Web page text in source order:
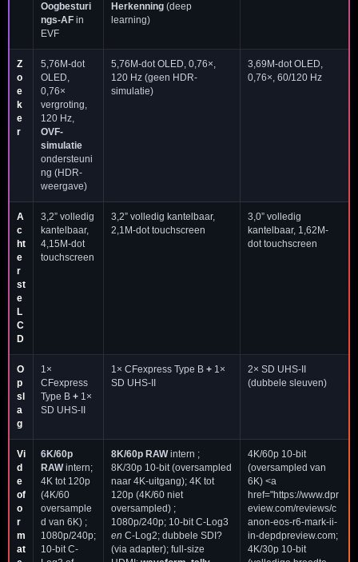
Oogbesturi
ngs-AF in
EVF
Herkenning (deep
learning)
Z
o
e
k
e
r
5,76M-dot
OLED,
0,76×
vergroting,
120 Hz,
OVF-
simulatie
ondersteuni
ng (HDR-
weergave)
5,76M-dot OLED, 0,76×,
120 Hz (geen HDR-
simulatie)
3,69M-dot OLED,
0,76×, 60/120 Hz
A
c
ht
e
r
st
e
L
C
D
3,2” volledig
kantelbaar,
4,15M-dot
touchscreen
3,2” volledig kantelbaar,
2,1M-dot touchscreen
3,0” volledig
kantelbaar, 1,62M-
dot touchscreen
O
p
sl
a
g
1×
CFexpress
Type B + 1×
SD UHS-II
1× CFexpress Type B + 1×
SD UHS-II
2× SD UHS-II
(dubbele sleuven)
Vi
d
e
of
o
r
m
at
6K/60p
RAWintern;
4K tot 120p
(4K/60
oversample
d van 6K) ;
1080p/240p;
10-bit C-
8K/60p RAWintern ;
8K/30p 10-bit (oversampled
naar 4K-uitgang); 4K tot
120p (4K/60 niet
oversampled) ;
1080p/240p; 10-bit C-Log3
en C-Log2; dubbele SDI?
(via adapter); full-size
4K/60p 10-bit
(oversampled van
6K) <a
href="https://www.dpr
eview.com/reviews/c
anon-eos-r6-mark-ii-
in-depdpreview.com;
4K/30p 10-bit